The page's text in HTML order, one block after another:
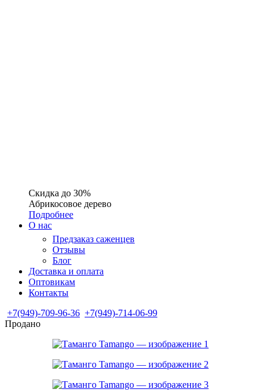
Скидка до 30%
Абрикосовое дерево
Подробнее
О нас
Предзаказ саженцев
Отзывы
Блог
Доставка и оплата
Оптовикам
Контакты
+7(949)-709-96-36 +7(949)-714-06-99
Продано